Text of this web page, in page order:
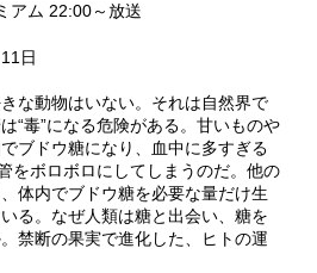
アム 22:00～放送
日
な動物はいない。それは自然界で
“毒”になる危険がある。甘いものや
ブドウ糖になり、血中に多すぎる
をボロボロにしてしまうのだ。他の
体内でブドウ糖を必要な量だけ生
る。なぜ人類は糖と出会い、糖を
禁断の果実で進化した、ヒトの運